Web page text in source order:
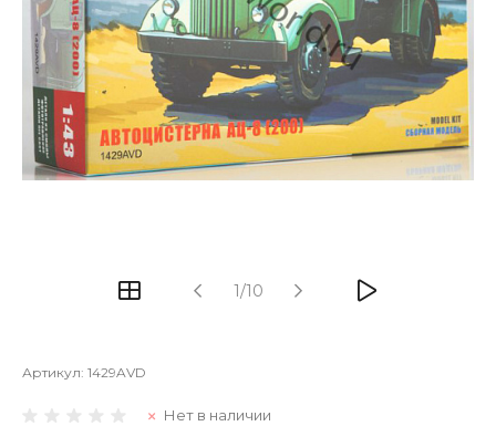
1/10
Артикул: 1429AVD
Нет в наличии